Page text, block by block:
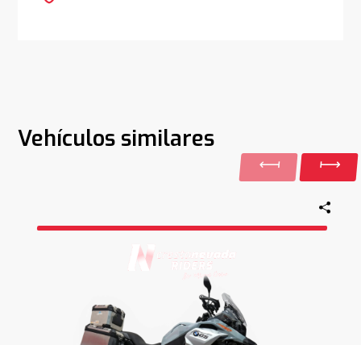
Vehículos similares